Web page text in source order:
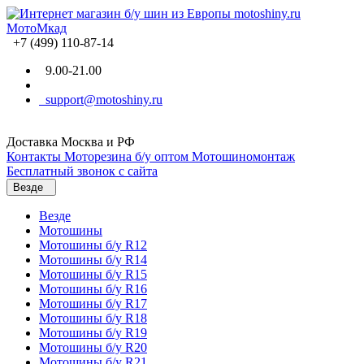
+7 (499) 110-87-14
9.00-21.00
support@motoshiny.ru
Доставка Москва и РФ
Контакты Моторезина б/у оптом Мотошиномонтаж
Бесплатный звонок с сайта
Везде
Везде
Мотошины
Мотошины б/у R12
Мотошины б/у R14
Мотошины б/у R15
Мотошины б/у R16
Мотошины б/у R17
Мотошины б/у R18
Мотошины б/у R19
Мотошины б/у R20